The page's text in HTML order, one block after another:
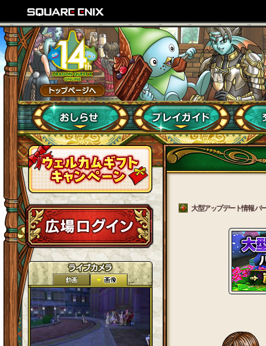
大型アップデート情報 バ